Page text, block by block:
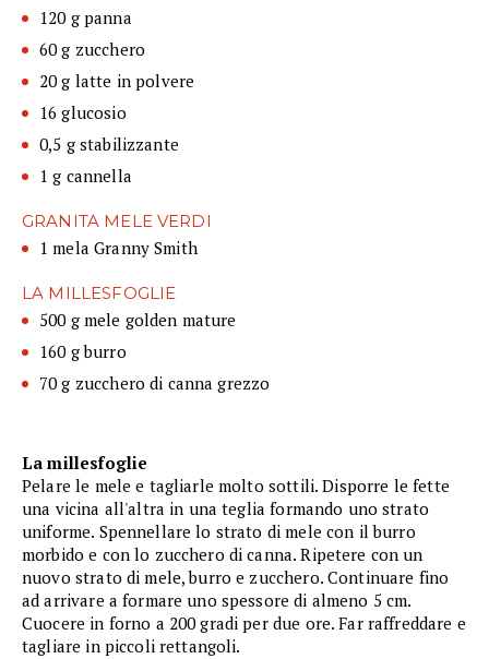
120 g panna
60 g zucchero
20 g latte in polvere
16 glucosio
0,5 g stabilizzante
1 g cannella
GRANITA MELE VERDI
1 mela Granny Smith
LA MILLESFOGLIE
500 g mele golden mature
160 g burro
70 g zucchero di canna grezzo
La millesfoglie
Pelare le mele e tagliarle molto sottili. Disporre le fette
una vicina all'altra in una teglia formando uno strato
uniforme. Spennellare lo strato di mele con il burro
morbido e con lo zucchero di canna. Ripetere con un
nuovo strato di mele, burro e zucchero. Continuare fino
ad arrivare a formare uno spessore di almeno 5 cm.
Cuocere in forno a 200 gradi per due ore. Far raffreddare e
tagliare in piccoli rettangoli.